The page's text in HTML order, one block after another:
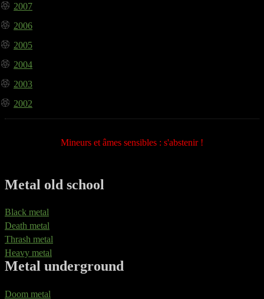
2007
2006
2005
2004
2003
2002
Mineurs et âmes sensibles : s'abstenir !
Metal old school
Black metal
Death metal
Thrash metal
Heavy metal
Metal underground
Doom metal